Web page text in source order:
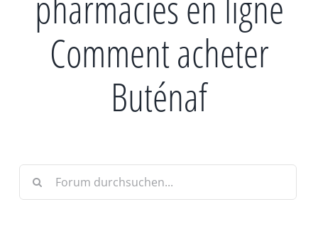
Comment acheter
Buténaf